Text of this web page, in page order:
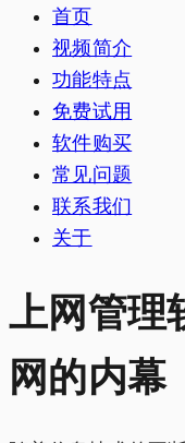
首页
视频简介
功能特点
免费试用
软件购买
常见问题
联系我们
关于
上网管理
网的内幕